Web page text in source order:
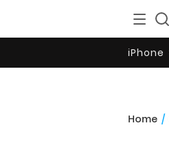
iPhone
Home /